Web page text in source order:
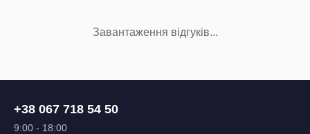
Завантаження відгуків...
+38 067 718 54 50
9:00 - 18:00